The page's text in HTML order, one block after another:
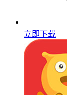
立即下载